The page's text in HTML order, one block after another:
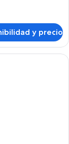
y precio
decoración de